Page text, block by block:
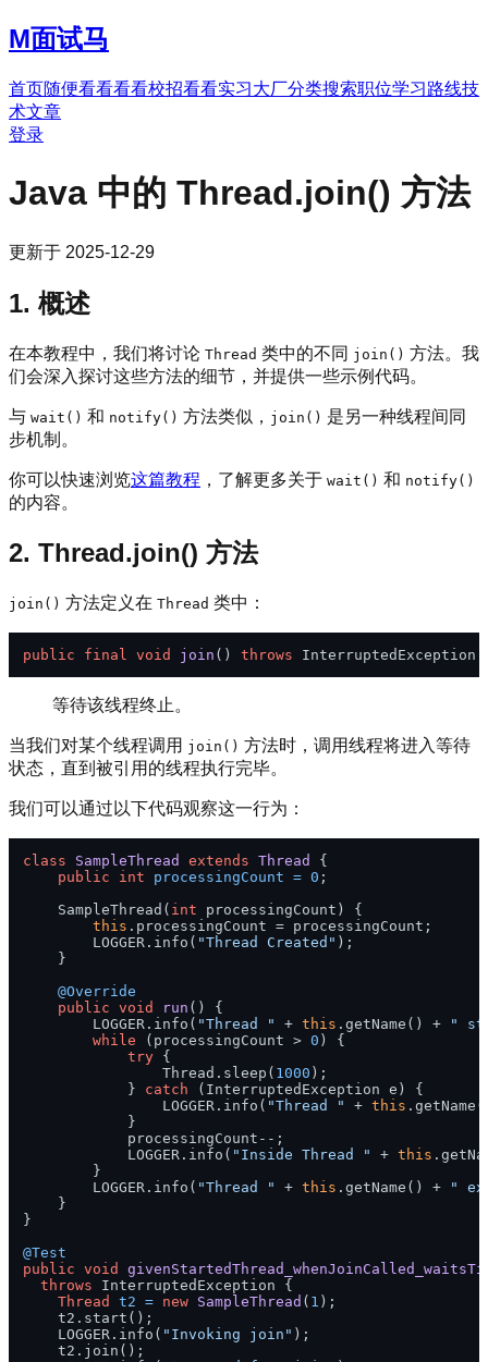
M面试马
首页随便看看看看校招看看实习大厂分类搜索职位学习路线技
术文章
登录
Java 中的 Thread.join() 方法
更新于 2025-12-29
1. 概述
在本教程中，我们将讨论 Thread 类中的不同 join() 方法。我
们会深入探讨这些方法的细节，并提供一些示例代码。
与 wait() 和 notify() 方法类似， join() 是另一种线程间同
步机制。
你可以快速浏览这篇教程 ，了解更多关于 wait() 和 notify()
的内容。
2. Thread.join() 方法
join() 方法定义在 Thread 类中：
public final void join () throws
等待该线程终止。
当我们对某个线程调用 join() 方法时，调用线程将进入等待
状态，直到被引用的线程执行完毕。
我们可以通过以下代码观察这一行为：
class SampleThread extends Thread
{
public
int processingCount = 0 ;
    SampleThread(
int processingCount) {
this .processingCount = processingCount;
        LOGGER.info(
"Thread Created" );
    }
@Override
public void run ()
{
        LOGGER.info(
"Thread " + this .getName() +
"
while (processingCount > 0 ) {
try {
                Thread.sleep(
1000 );
            }
catch (InterruptedException e) {
                LOGGER.info(
"Thread " + this
            }
            processingCount--;
            LOGGER.info(
"Inside Thread " + this
        }
        LOGGER.info(
"Thread " + this .getName() +
"
    }
}
@Test
public void
throws InterruptedException {
Thread
t2 = new SampleThread ( 1 );
    t2.start();
    LOGGER.info(
"Invoking join" );
    t2.join();